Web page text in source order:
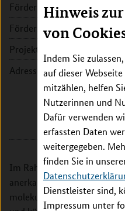
Hinweis
von
Indem Sie
auf dieser
mitzählen, helfen
Nutzerinnen und
Dafür verwenden
erfassten Daten
weitergegeben.
finden Sie in
Dienstleister sind,
Impressum unter
Fördersumme:
Förderzeitraum:
2022
Projektleitung:
Adresse:
und
Im
Im Rahmen des PEARL
anerkannte Experten für
molekularpathologische